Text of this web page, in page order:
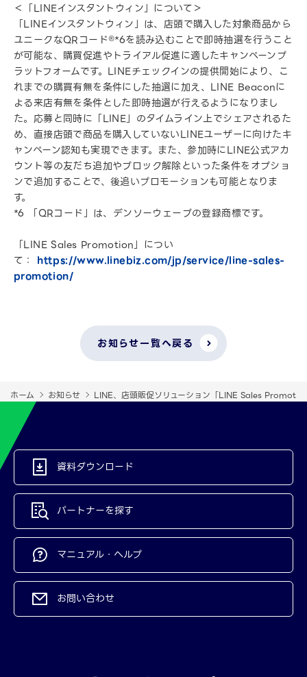
＜「LINEインスタントウィン」について＞
「LINEインスタントウィン」は、店頭で購入した対象商品から
ユニークなQRコード®*6を読み込むことで即時抽選を行うこと
が可能な、購買促進やトライアル促進に適したキャンペーンプ
ラットフォームです。LINEチェックインの提供開始により、こ
れまでの購買有無を条件にした抽選に加え、LINE Beaconに
よる来店有無を条件とした即時抽選が行えるようになりまし
た。応募と同時に「LINE」のタイムライン上でシェアされるた
め、直接店頭で商品を購入していないLINEユーザーに向けたキ
ャンペーン認知も実現できます。また、参加時にLINE公式アカ
ウント等の友だち追加やブロック解除といった条件をオプショ
ンで追加することで、後追いプロモーションも可能となりま
す。
*6 「QRコード」は、デンソーウェーブの登録商標です。
「LINE Sales Promotion」につい
て： https://www.linebiz.com/jp/service/line-sales-
promotion/
お知らせ一覧へ戻る
ホーム お知らせ LINE、店頭販促ソリューション「LINE Sales
資料ダウンロード
パートナーを探す
マニュアル・ヘルプ
お問い合わせ